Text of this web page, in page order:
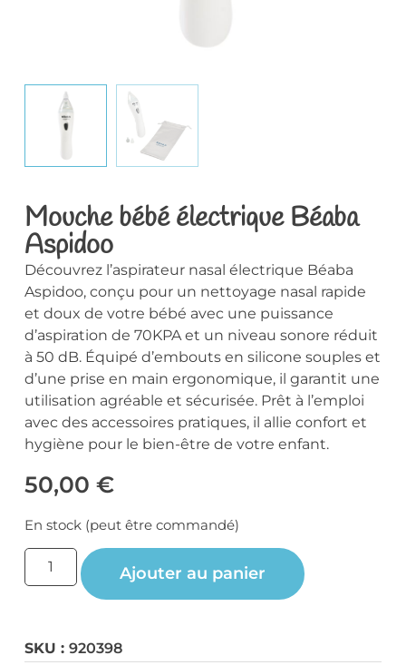
Mouche bébé électrique Béaba
Aspidoo
Découvrez l’aspirateur nasal électrique Béaba
Aspidoo, conçu pour un nettoyage nasal rapide
et doux de votre bébé avec une puissance
d’aspiration de 70KPA et un niveau sonore réduit
à 50 dB. Équipé d’embouts en silicone souples et
d’une prise en main ergonomique, il garantit une
utilisation agréable et sécurisée. Prêt à l’emploi
avec des accessoires pratiques, il allie confort et
hygiène pour le bien-être de votre enfant.
50,00 €
En stock (peut être commandé)
Ajouter au panier
SKU : 920398